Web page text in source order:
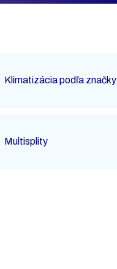
Klimatizácia podľa značky
Multisplity